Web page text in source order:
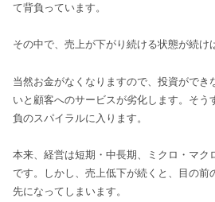
て背負っています。
その中で、売上が下がり続ける状態が続け
当然お金がなくなりますので、投資ができ
いと顧客へのサービスが劣化します。そう
負のスパイラルに入ります。
本来、経営は短期・中長期、ミクロ・マク
です。しかし、売上低下が続くと、目の前
先になってしまいます。